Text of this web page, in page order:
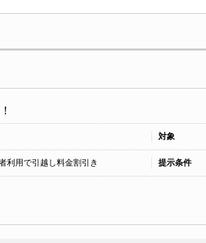
対象
利用で引越し料金割引き 提示条件